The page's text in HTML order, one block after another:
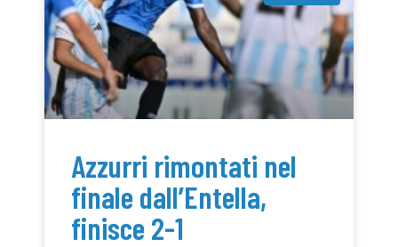
Azzurri rimontati nel
finale dall’Entella,
finisce 2-1